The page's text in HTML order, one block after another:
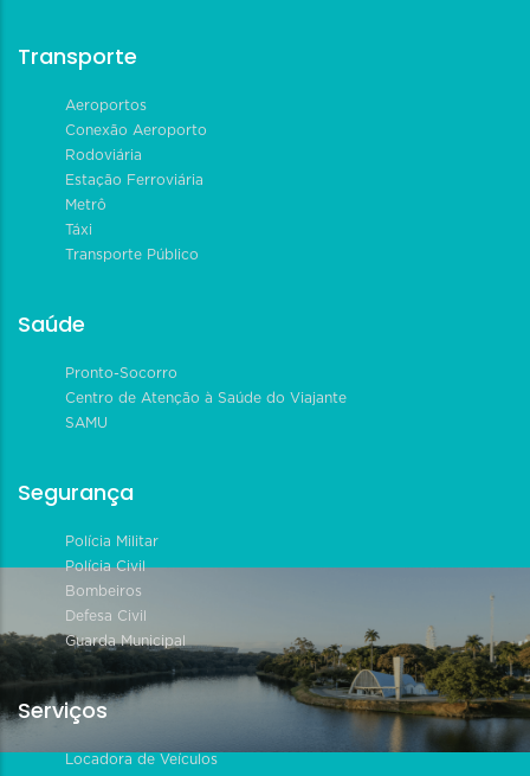
Transporte
Aeroportos
Conexão Aeroporto
Rodoviária
Estação Ferroviária
Metrô
Táxi
Transporte Público
Saúde
Pronto-Socorro
Centro de Atenção à Saúde do Viajante
SAMU
Segurança
Polícia Militar
Polícia Civil
Bombeiros
Defesa Civil
Guarda Municipal
Serviços
Locadora de Veículos